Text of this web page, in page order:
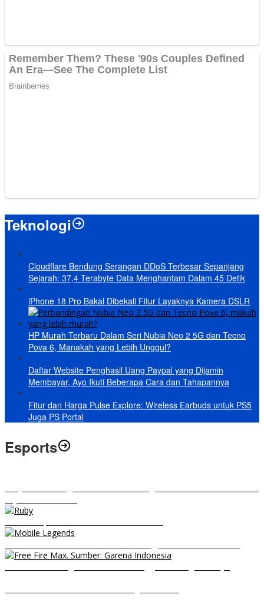
Teknologi
Cloudflare Bendung Serangan DDoS Terbesar Sepanjang
Sejarah: 37,4 Terabyte Data Menghantam Dalam 45 Detik
iPhone 18 Pro Bakal Dibekali Fitur Layaknya Kamera DSLR
HP Murah Terbaru Dalam Seri Nubia Neo 2 5G dan Tecno
Pova 6, Manakah yang Lebih Unggul?
Daftar Website Penghasil Uang Paypal yang Dijamin
Membayar, Ayo Ikuti Beberapa Cara dan Tahapannya
Fitur dan Harga Pulse Explore: Wireless Earbuds untuk PS5
Juga PS Portal
Esports